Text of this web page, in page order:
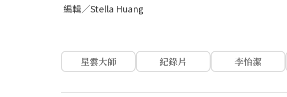
編輯／Stella Huang
星雲大師 紀錄片 李怡潔